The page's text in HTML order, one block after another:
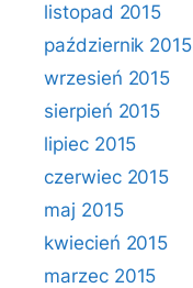
listopad 2015
październik 2015
wrzesień 2015
sierpień 2015
lipiec 2015
czerwiec 2015
maj 2015
kwiecień 2015
marzec 2015